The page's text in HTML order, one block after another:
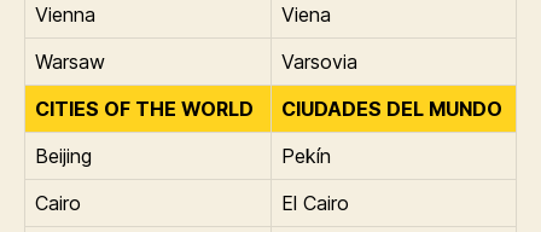
Vienna
Viena
Warsaw
Varsovia
CITIES OF THE WORLD
CIUDADES DEL MUNDO
Beijing
Pekín
Cairo
El Cairo